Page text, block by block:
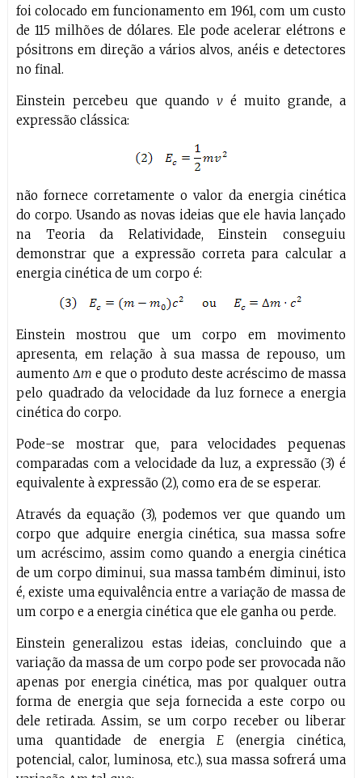
foi colocado em funcionamento em 1961, com um custo
de 115 milhões de dólares. Ele pode acelerar elétrons e
pósitrons em direção a vários alvos, anéis e detectores
no final.
Einstein percebeu que quando v é muito grande, a
expressão clássica:
não fornece corretamente o valor da energia cinética
do corpo. Usando as novas ideias que ele havia lançado
na Teoria da Relatividade, Einstein conseguiu
demonstrar que a expressão correta para calcular a
energia cinética de um corpo é:
Einstein mostrou que um corpo em movimento
apresenta, em relação à sua massa de repouso, um
aumento Δm e que o produto deste acréscimo de massa
pelo quadrado da velocidade da luz fornece a energia
cinética do corpo.
Pode-se mostrar que, para velocidades pequenas
comparadas com a velocidade da luz, a expressão (3) é
equivalente à expressão (2), como era de se esperar.
Através da equação (3), podemos ver que quando um
corpo que adquire energia cinética, sua massa sofre
um acréscimo, assim como quando a energia cinética
de um corpo diminui, sua massa também diminui, isto
é, existe uma equivalência entre a variação de massa de
um corpo e a energia cinética que ele ganha ou perde.
Einstein generalizou estas ideias, concluindo que a
variação da massa de um corpo pode ser provocada não
apenas por energia cinética, mas por qualquer outra
forma de energia que seja fornecida a este corpo ou
dele retirada. Assim, se um corpo receber ou liberar
uma quantidade de energiaE (energia cinética,
potencial, calor, luminosa, etc.), sua massa sofrerá uma